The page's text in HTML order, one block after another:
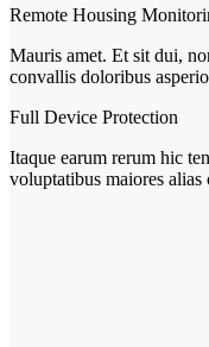
Remote Housing
Mauris amet. Et sit dui,
convallis doloribus
Full Device Protection
Itaque earum rerum hic
voluptatibus maiores alias